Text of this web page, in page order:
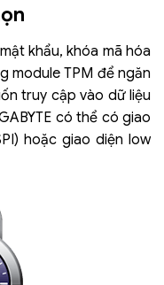
khẩu, khóa mã hóa
module TPM để ngăn
truy cập vào dữ liệu
có thể có giao
hoặc giao diện low